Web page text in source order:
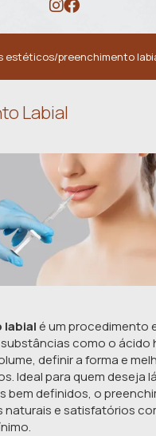
estéticos/preenchimento
Labial
labialé um procedimento
como o ácido
definir a forma e
Ideal para quem deseja
bem definidos, o
naturais e satisfatórios